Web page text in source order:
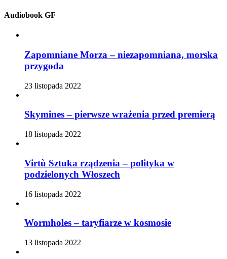
Audiobook GF
Zapomniane Morza – niezapomniana, morska
przygoda
23 listopada 2022
Skymines – pierwsze wrażenia przed premierą
18 listopada 2022
Virtù Sztuka rządzenia – polityka w
podzielonych Włoszech
16 listopada 2022
Wormholes – taryfiarze w kosmosie
13 listopada 2022